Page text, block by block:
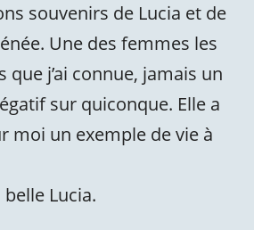
souvenirs de Lucia et de
Une des femmes les
que j’ai connue, jamais un
sur quiconque. Elle a
moi un exemple de vie à
Lucia.